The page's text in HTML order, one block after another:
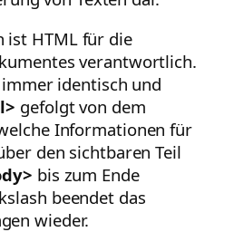
ist HTML für die
verantwortlich.
identisch und
gefolgt von dem
Informationen für
den sichtbaren Teil
bis zum Ende
beendet das
wieder.